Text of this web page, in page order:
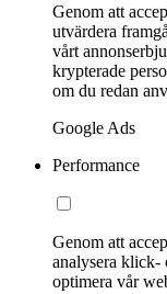
Genom att
utvärdera
vårt
krypterade
om du redan
Google Ads
Performance
Genom att
analysera klick-
optimera vår